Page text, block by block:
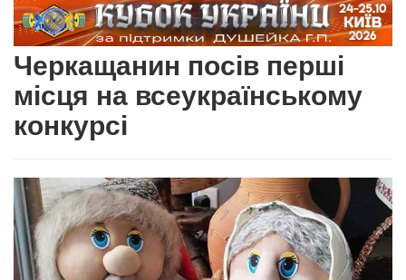
Черкащанин посів перші
місця на всеукраїнському
конкурсі